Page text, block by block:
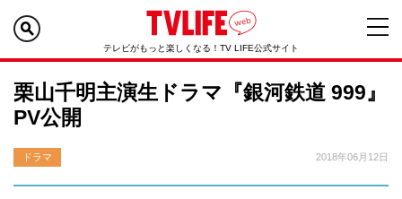
テレビがもっと楽しくなる！TV LIFE公式サイト
栗山千明主演生ドラマ『銀河鉄道 999』
PV公開
ドラマ 2018年06月12日